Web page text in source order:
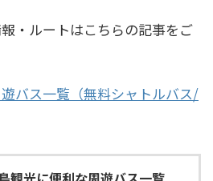
・ルートはこちらの記事をご
バス一覧（無料シャトルバス/